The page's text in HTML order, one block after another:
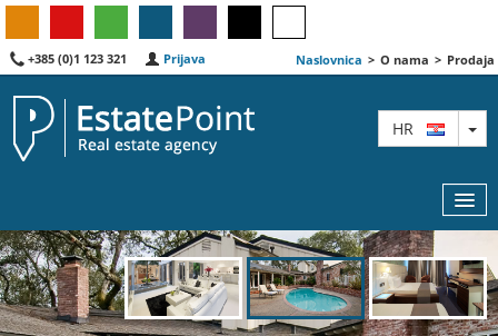
+385 (0)1 123 321 Prijava Naslovnica > O nama > Prodaja
HR
KARTA